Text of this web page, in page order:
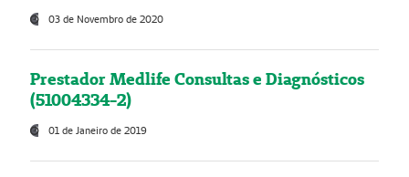
03 de Novembro de 2020
Prestador Medlife Consultas e Diagnósticos
(51004334-2)
01 de Janeiro de 2019